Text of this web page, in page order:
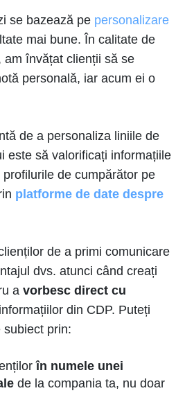
se bazează pe personalizare
mai bune. În calitate de
am învățat clienții să se
personală, iar acum ei o
de a personaliza liniile de
este să valorificați informațiile
de cumpărător pe
platforme de date despre
de a primi comunicare
dvs. atunci când creați
a vorbesc direct cu
din CDP. Puteți
subiect prin:
în numele unei
de la compania ta, nu doar